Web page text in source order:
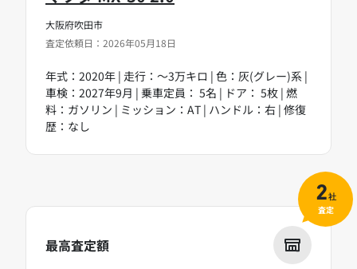
大阪府吹田市
査定依頼日：2026年05月18日
年式：2020年 | 走行：～3万キロ | 色：灰(グレー)系 |
車検：2027年9月 | 乗車定員： 5名 | ドア： 5枚 | 燃
料：ガソリン | ミッション：AT | ハンドル：右 | 修復
歴：なし
最高査定額
2社
査定